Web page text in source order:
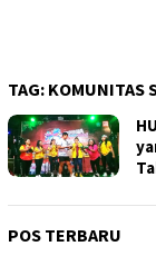
TAG: KOMUNITAS
POS TERBARU